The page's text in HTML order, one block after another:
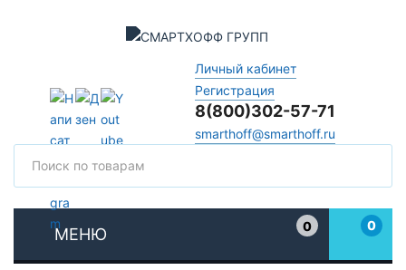
Личный кабинет
Регистрация
8(800)302-57-71
smarthoff@smarthoff.ru
МЕНЮ
0
0